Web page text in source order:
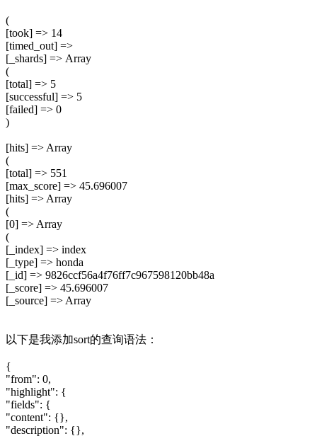
(
[took] => 14
[timed_out] =>
[_shards] => Array
(
[total] => 5
[successful] => 5
[failed] => 0
)
[hits] => Array
(
[total] => 551
[max_score] => 45.696007
[hits] => Array
(
[0] => Array
(
[_index] => index
[_type] => honda
[_id] => 9826ccf56a4f76ff7c967598120bb48a
[_score] => 45.696007
[_source] => Array
以下是我添加sort的查询语法：
{
"from": 0,
"highlight": {
"fields": {
"content": {},
"description": {},